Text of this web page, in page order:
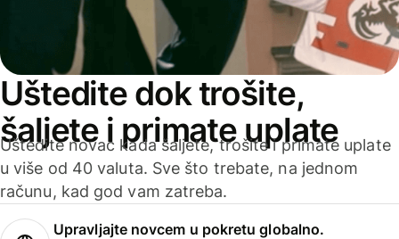
Uštedite dok trošite,
šaljete i primate uplate
Uštedite novac kada šaljete, trošite i primate uplate
u više od 40 valuta. Sve što trebate, na jednom
računu, kad god vam zatreba.
Upravljajte novcem u pokretu globalno.